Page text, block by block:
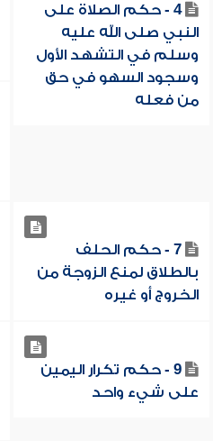
4 - حكم الصلاة على
النبي صلى الله عليه
وسلم في التشهد الأول
وسجود السهو في حق
من فعله
7 - حكم الحلف
بالطلاق لمنع الزوجة من
الخروج أو غيره
9 - حكم تكرار اليمين
على شيء واحد